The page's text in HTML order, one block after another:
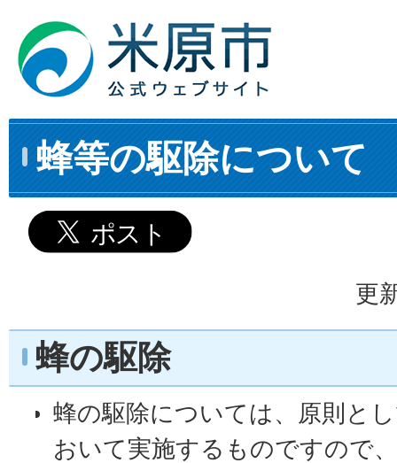
蜂等の駆除について
更
蜂の駆除
蜂の駆除については、原則と
おいて実施するものですので